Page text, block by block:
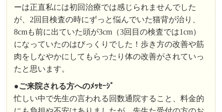
ーは正直私には初回治療では感じられませんでした
が、2回目検査の時にずっと悩んでいた猫背が治り、
8cmも前に出ていた頭が3cm（3回目の検査では1cm）
になっていたのはびっくりでした！歩き方の改善や筋
肉をしなやかにしてもらったり体の改善がされていっ
たと思います。
●ご来院される方へのﾒｯｾｰｼﾞ
忙しい中で先生の言われる回数通院すること、料金的